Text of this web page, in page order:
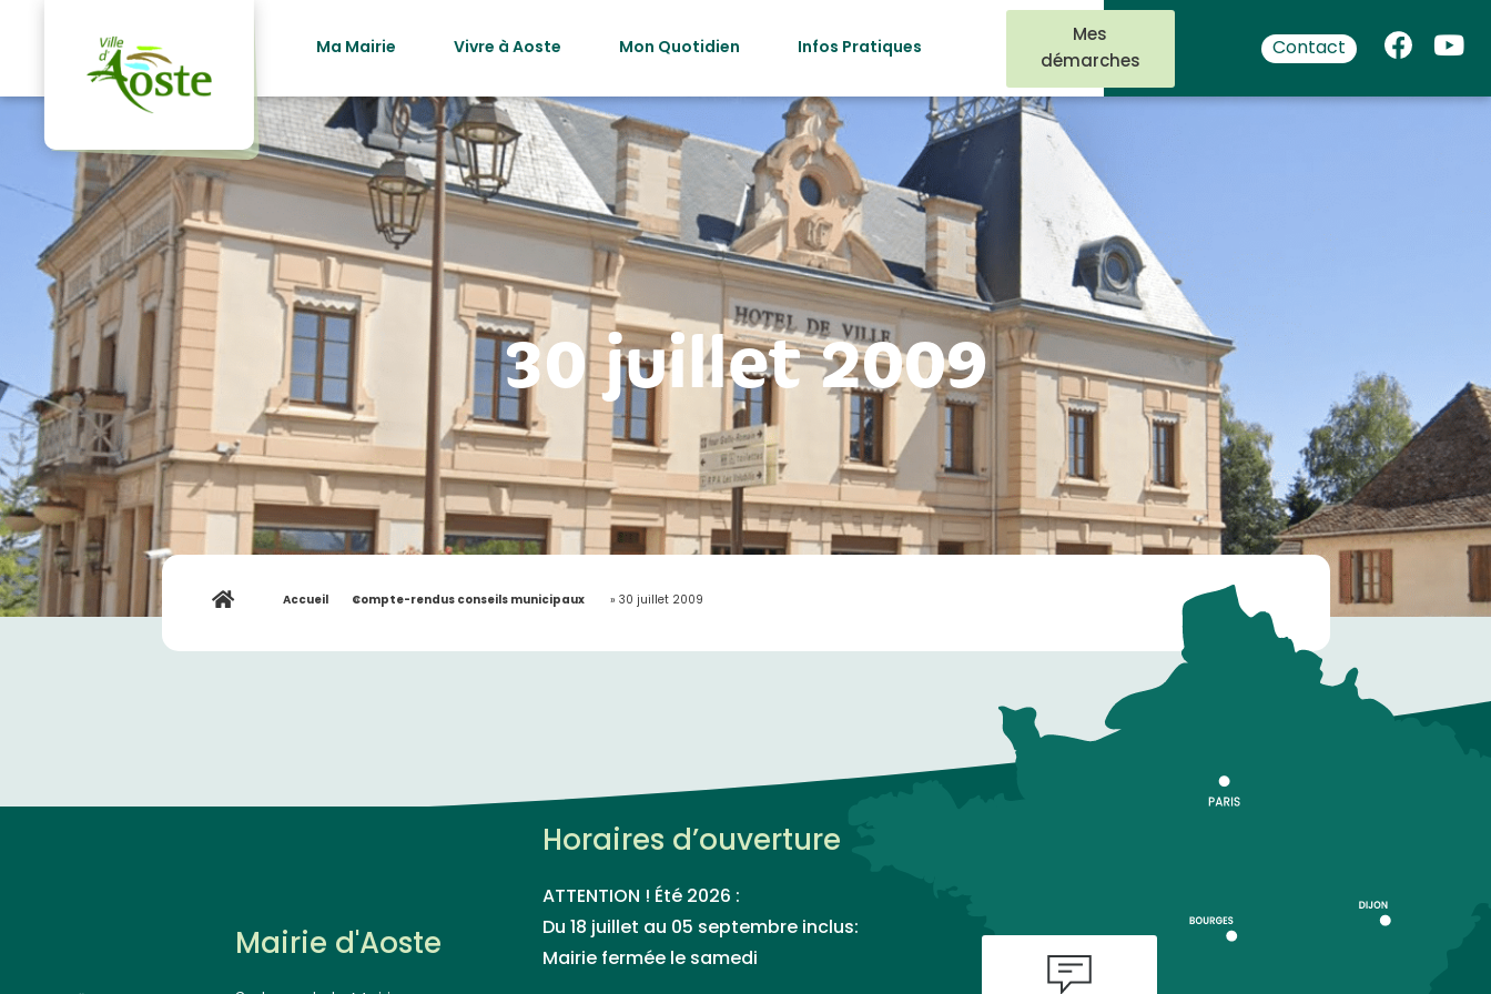
Ma Mairie
Vivre à Aoste Mon Quotidien Infos Pratiques
Mes
démarches
Contact
30 juillet 2009
Accueil »
Compte-rendus conseils municipaux » 30 juillet 2009
Mairie d'Aoste
Horaires d’ouverture
ATTENTION ! Été 2026 :
Du 18 juillet au 05 septembre inclus:
Mairie fermée le samedi